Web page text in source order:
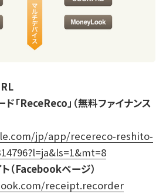
「ReceReco」（無料ファイナンス
jp/app/recereco-reshito-
（Facebookページ）
receipt.recorder